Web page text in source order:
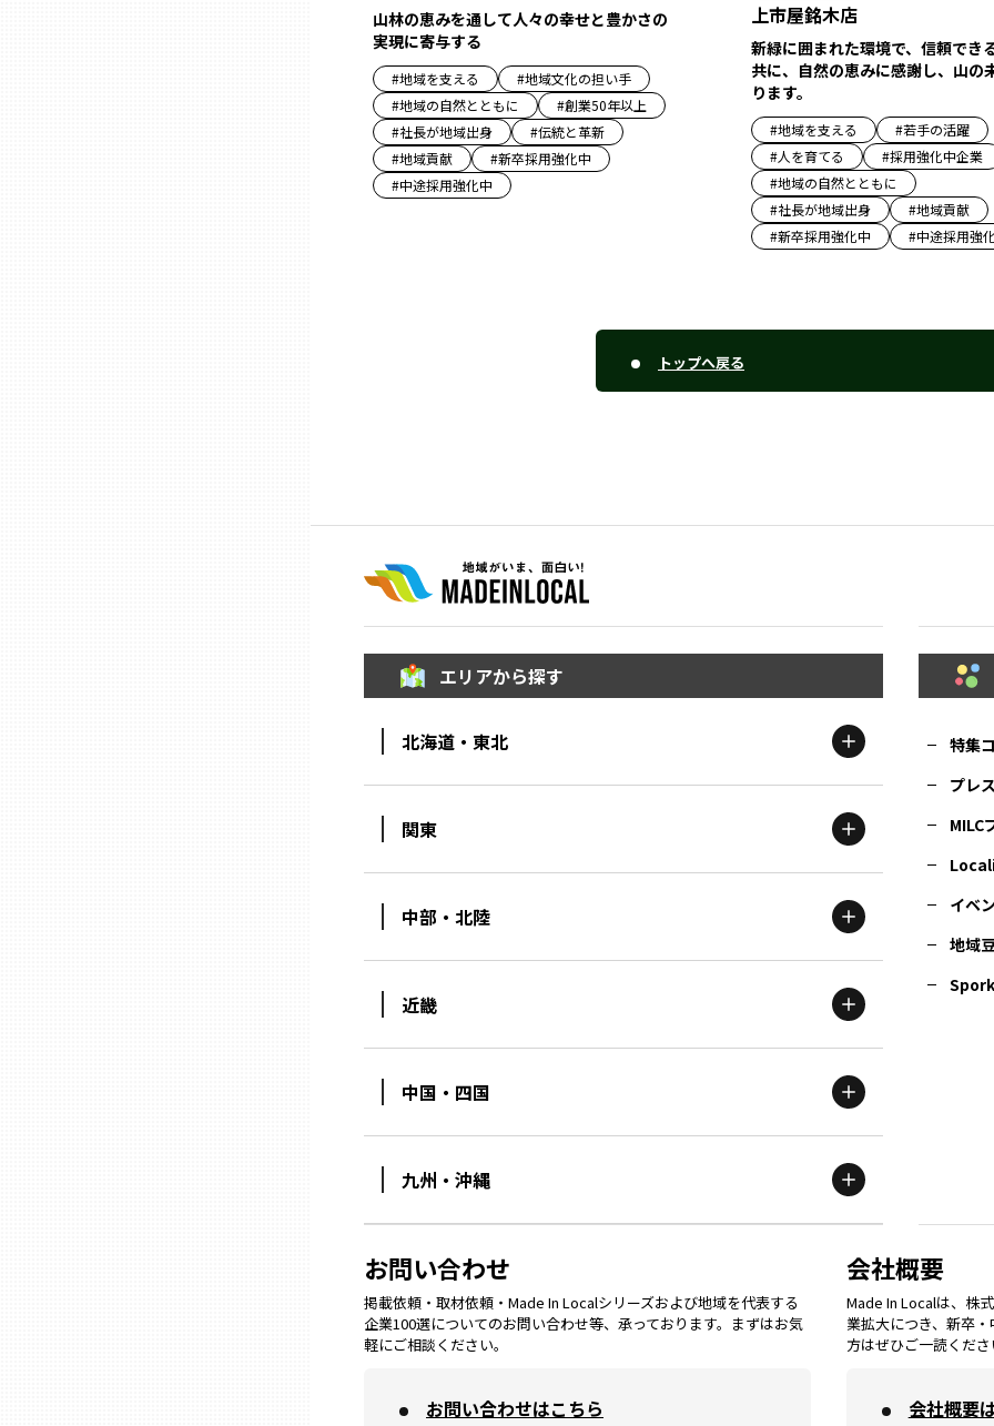
山林の恵みを通して人々の幸せと豊かさの
実現に寄与する
#地域を支える #地域文化の担い手
#地域の自然とともに #創業50年以上
#社長が地域出身 #伝統と革新
#地域貢献 #新卒採用強化中
#中途採用強化中
上市屋銘木店
新緑に囲まれた環境で、信頼でき
共に、自然の恵みに感謝し、山の
ります。
#地域を支える #若手の活躍
#人を育てる #採用強化中企業
#地域の自然とともに
#社長が地域出身 #地域貢献
#新卒採用強化中 #中途採用強
トップへ戻る
エリアから探す
北海道・東北
青森エリア
岩手エリア
山形
関東
栃木エリア
群馬エリア
千葉 エリア
中部・北陸
富山エリア
石川エリア
福井エリア
近畿
京都エリア
大阪市 エリア
北摂エリア
中国・四国
島根エリア
岡山エリア
九州・沖縄
福岡エリア
佐賀エリア
特集
プレ
MILC
イベ
地域
お問い合わせ
掲載依頼・取材依頼・Made In Localシリーズおよび地域を代表する
企業100選についてのお問い合わせ等、承っております。まずはお気
軽にご相談ください。
お問い合わせはこちら
会社概要
Made In Localは、株
業拡大につき、新卒
方はぜひご一読くださ
会社概要